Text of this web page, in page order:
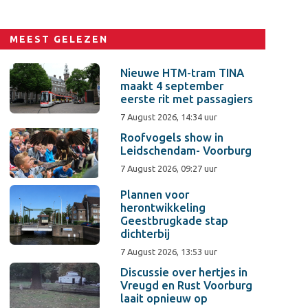
MEEST GELEZEN
Nieuwe HTM-tram TINA
maakt 4 september
eerste rit met passagiers
7 August 2026, 14:34 uur
Roofvogels show in
Leidschendam- Voorburg
7 August 2026, 09:27 uur
Plannen voor
herontwikkeling
Geestbrugkade stap
dichterbij
7 August 2026, 13:53 uur
Discussie over hertjes in
Vreugd en Rust Voorburg
laait opnieuw op